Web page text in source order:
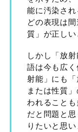
能に汚染さ
どの表現は
質」が正しい
しかし「放
語は今も広
射能」にも
または性質
われることも
だと問題と
りたいと思い